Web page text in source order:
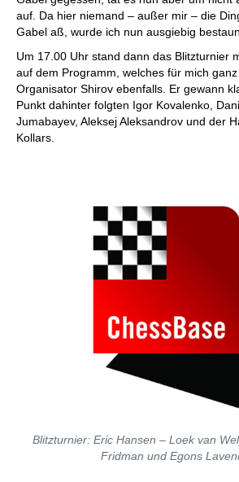
auf. Da hier niemand – außer mir – die
Gabel aß, wurde ich nun ausgiebig
Um 17.00 Uhr stand dann das Blitzturnier
auf dem Programm, welches für mich
Organisator Shirov ebenfalls. Er gewann
Punkt dahinter folgten Igor Kovalenko,
Jumabayev, Aleksej Aleksandrov und der
Kollars.
Blitzturnier: Eric Hansen – Loek van
Fridman und Egons